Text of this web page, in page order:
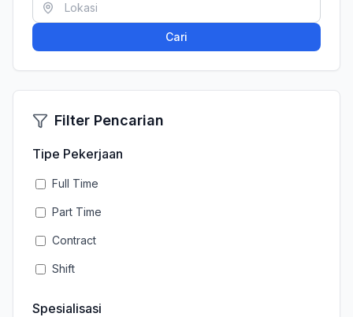
Cari
Filter Pencarian
Tipe Pekerjaan
Full Time
Part Time
Contract
Shift
Spesialisasi